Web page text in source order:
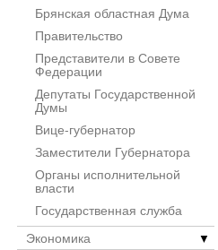
Брянская областная Дума
Правительство
Представители в Совете
Федерации
Депутаты Государственной
Думы
Вице-губернатор
Заместители Губернатора
Органы исполнительной
власти
Государственная служба
▼
Экономика